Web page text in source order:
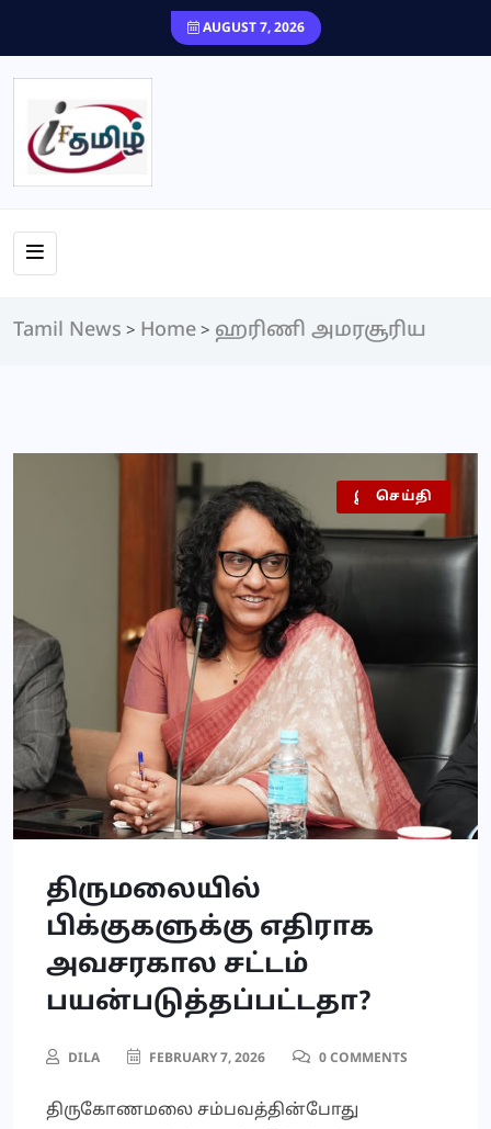
AUGUST 7, 2026
Tamil News > Home > ஹரிணி அமரசூரிய
அரசியல்
இலங்கை
செய்தி
திருமலையில்
பிக்குகளுக்கு எதிராக
அவசரகால சட்டம்
பயன்படுத்தப்பட்டதா?
DILA FEBRUARY 7, 2026 0 COMMENTS
திருகோணமலை சம்பவத்தின்போது